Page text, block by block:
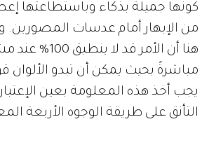
كونها جميلة بذكاء وباستطاعتها
من الإبهار أمام عدسات المصورين.
هنا أن الأمر قد
مباشرةً بحيث يمكن أن تبدو الألوان
يجب أخذ هذه المعلومة بعين
التأنق على طريقة الوجوه الأربعة